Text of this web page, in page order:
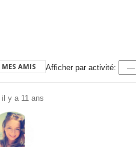
MES AMIS Afficher par activité:
il y a 11 ans